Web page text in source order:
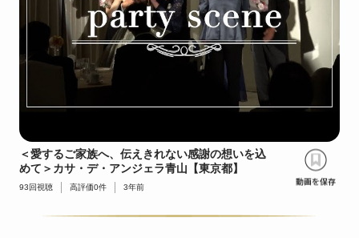
＜愛するご家族へ、伝えきれない感謝の想いを込
めて＞カサ・デ・アンジェラ青山【東京都】
93 回視聴 高評価0件 3年前